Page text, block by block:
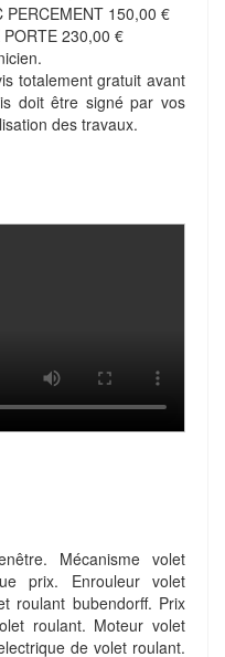
PERCEMENT 150,00 €
230,00 €
totalement gratuit avant
doit être signé par vos
des travaux.
Mécanisme volet
prix. Enrouleur volet
roulant bubendorff. Prix
roulant. Moteur volet
de volet roulant.